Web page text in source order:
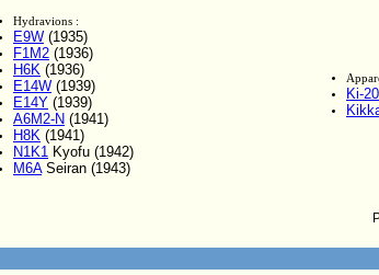
Hydravions :
E9W (1935)
F1M2 (1936)
H6K (1936)
E14W (1939)
E14Y (1939)
A6M2-N (1941)
H8K (1941)
N1K1 Kyofu (1942)
M6ASeiran (1943)
Ki-